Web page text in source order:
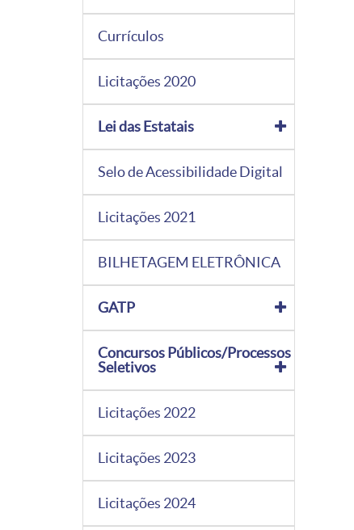
Currículos
Licitações 2020
Lei das Estatais
Selo de Acessibilidade Digital
Licitações 2021
BILHETAGEM ELETRÔNICA
GATP
Concursos Públicos/Processos
Seletivos
Licitações 2022
Licitações 2023
Licitações 2024